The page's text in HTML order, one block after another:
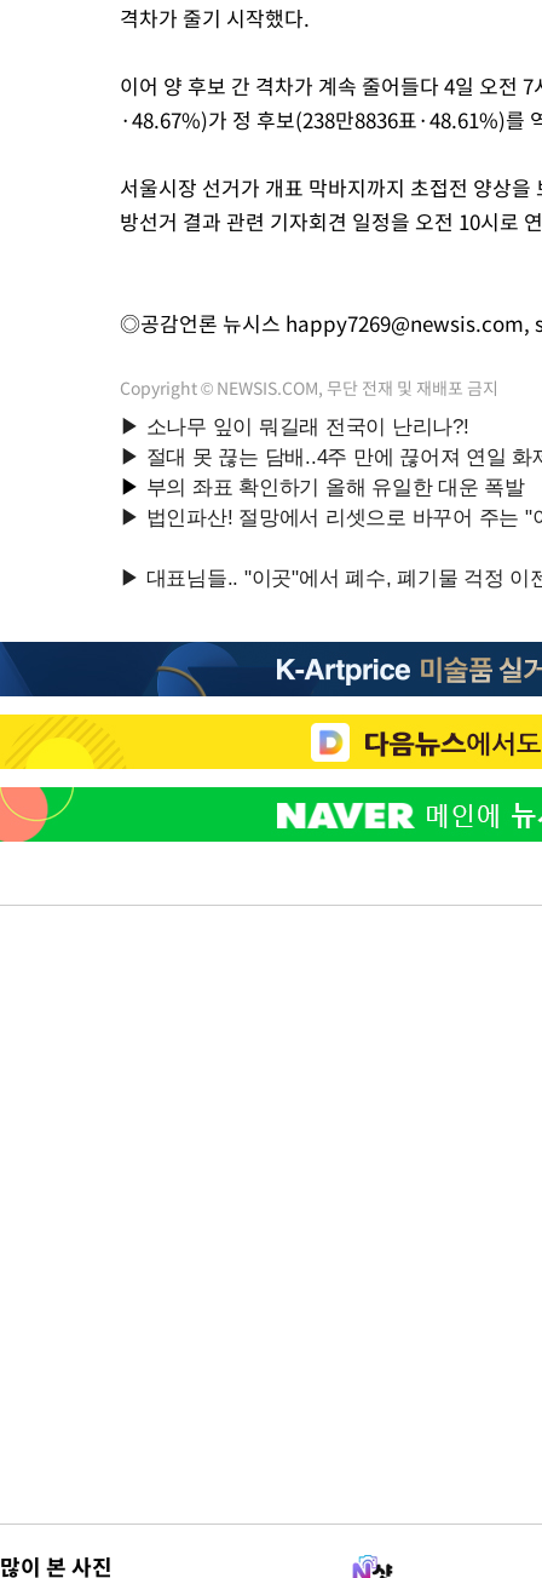
격차가 줄기 시작했다.
이어 양 후보 간 격차가 계속 줄어들다 4일 오전
·48.67%)가 정 후보(238만8836표·48.61%)를
서울시장 선거가 개표 막바지까지 초접전 양상
방선거 결과 관련 기자회견 일정을 오전 10시로
◎공감언론 뉴시스 happy7269@newsis.com,
Copyright © NEWSIS.COM, 무단 전재 및 재배포 금지
많이 본 사진